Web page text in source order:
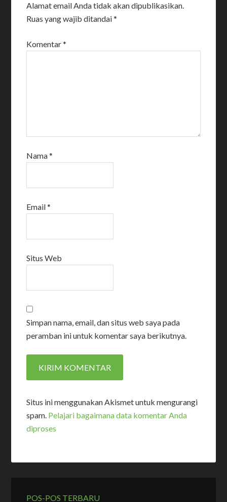
Alamat email Anda tidak akan dipublikasikan.
Ruas yang wajib ditandai*
Komentar*
Nama*
Email*
Situs Web
Simpan nama, email, dan situs web saya pada
peramban ini untuk komentar saya berikutnya.
Situs ini menggunakan Akismet untuk mengurangi
spam. Pelajari bagaimana data komentar Anda
diproses
POS-POS TERBARU